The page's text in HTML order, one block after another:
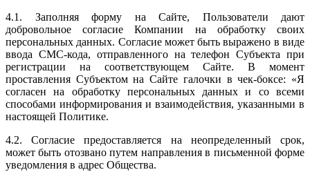
4.1. Заполняя форму на Сайте, Пользователи дают
добровольное согласие Компании на обработку своих
персональных данных. Согласие может быть выражено в виде
ввода СМС-кода, отправленного на телефон Субъекта при
регистрации на соответствующем Сайте. В момент
проставления Субъектом на Сайте галочки в чек-боксе: «Я
согласен на обработку персональных данных и со всеми
способами информирования и взаимодействия, указанными в
настоящей Политике.
4.2. Согласие предоставляется на неопределенный срок,
может быть отозвано путем направления в письменной форме
уведомления в адрес Общества.